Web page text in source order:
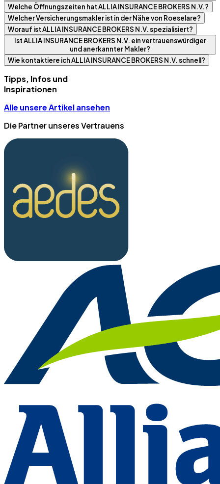
Welche Öffnungszeiten hat ALLIA INSURANCE BROKERS N.V.?
Welcher Versicherungsmakler ist in der Nähe von Roeselare?
Worauf ist ALLIA INSURANCE BROKERS N.V. spezialisiert?
Ist ALLIA INSURANCE BROKERS N.V. ein vertrauenswürdiger
und anerkannter Makler?
Wie kontaktiere ich ALLIA INSURANCE BROKERS N.V. schnell?
Tipps, Infos und
Inspirationen
Alle unsere Artikel ansehen
Die Partner unseres Vertrauens